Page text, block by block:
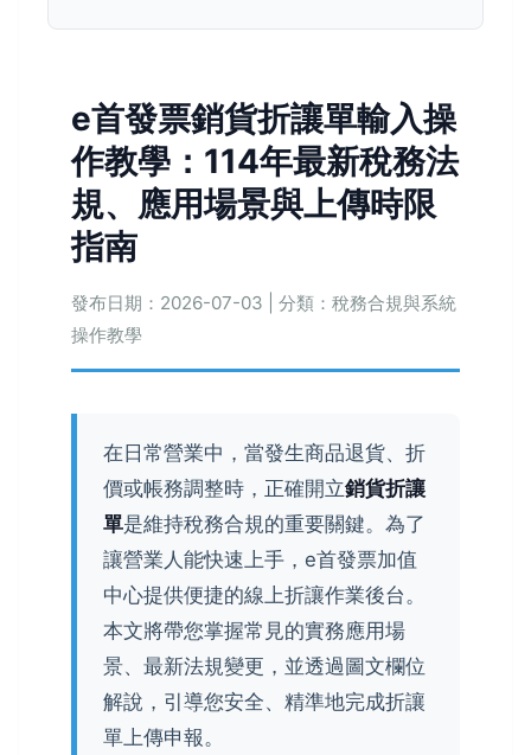
e首發票銷貨折讓單輸入操
作教學：114年最新稅務法
規、應用場景與上傳時限
指南
發布日期：2026-07-03 | 分類：稅務合規與系統
操作教學
在日常營業中，當發生商品退貨、折
價或帳務調整時，正確開立銷貨折讓
單是維持稅務合規的重要關鍵。為了
讓營業人能快速上手，e首發票加值
中心提供便捷的線上折讓作業後台。
本文將帶您掌握常見的實務應用場
景、最新法規變更，並透過圖文欄位
解說，引導您安全、精準地完成折讓
單上傳申報。